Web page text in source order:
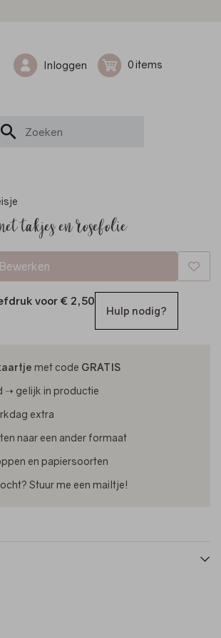
Inloggen 0
takjes en rosefolie
Bewerken
voor € 2,50
Hulp nodig?
met code GRATIS
➝ gelijk in productie
extra
naar een ander formaat
en papiersoorten
Stuur me een mailtje!